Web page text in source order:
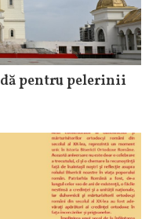
pentru pelerinii